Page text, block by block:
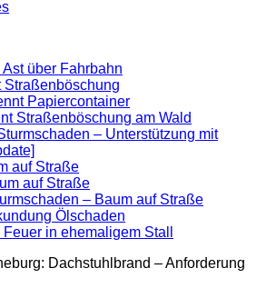
über Fahrbahn
Straßenböschung
Papiercontainer
Straßenböschung am Wald
– Unterstützung mit
auf Straße
auf Straße
– Baum auf Straße
Ölschaden
in ehemaligem Stall
Dachstuhlbrand – Anforderung